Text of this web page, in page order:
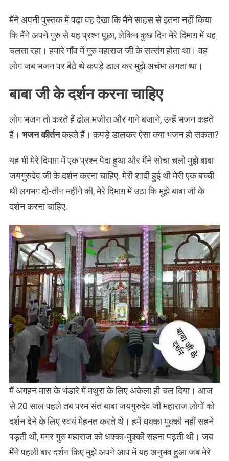
मैंने अपनी पुस्तक में पढ़ा वह देखा कि मैंने साहस से इतना नहीं किया
कि मैंने अपने गुरु से यह प्रश्न पूछा, लेकिन कुछ दिन मेरे दिमाग़ में यह
चलता रहा। हमारे गाँव में गुरु महाराज जी के सत्संग होता था। वह
लोग जब भजन पर बैठे थे कपड़े डाल कर मुझे अचंभा लगता था।
बाबा जी के दर्शन करना चाहिए
लोग भजन तो करते हैं ढोल मजीरा और गाने बजाने, उन्हें भजन कहते
हैं। भजन कीर्तनकहते हैं। कपड़े डालकर ऐसा क्या भजन हो सकता?
यह भी मेरे दिमाग़ में एक प्रश्न पैदा हुआ और मैंने सोचा चलो मुझे बाबा
जयगुरुदेव जी के दर्शन करना चाहिए. मेरी शादी हुई थी मेरी एक बच्ची
थी लगभग दो-तीन महीने की, मेरे दिमाग़ में उठा कि मुझे बाबा जी के
दर्शन करना चाहिए.
मैं अगहन मास के भंडारे में मथुरा के लिए अकेला ही चल दिया। आज
से 20 साल पहले तब परम संत बाबा जयगुरुदेव जी महाराज लोगों को
दर्शन देने के लिए स्वयं मेहनत करते थे। हमें धक्का मुक्की नहीं सहने
पड़ती थी, मगर गुरु महाराज को धक्का-मुक्की सहना पढ़ती थी। जब
मैंने पहली बार दर्शन किए मुझे अपने आप में यह अनुभव हुआ जब मेरे